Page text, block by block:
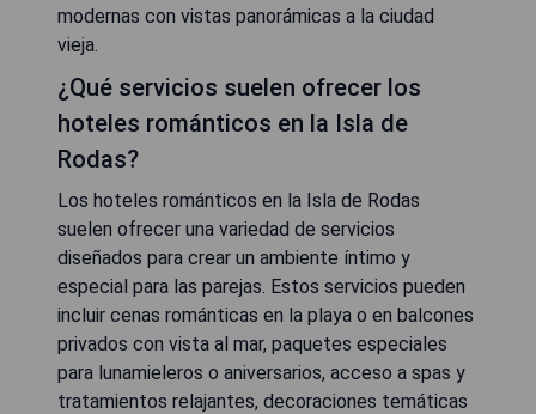
modernas con vistas panorámicas a la ciudad
vieja.
¿Qué servicios suelen ofrecer los
hoteles románticos en la Isla de
Rodas?
Los hoteles románticos en la Isla de Rodas
suelen ofrecer una variedad de servicios
diseñados para crear un ambiente íntimo y
especial para las parejas. Estos servicios pueden
incluir cenas románticas en la playa o en balcones
privados con vista al mar, paquetes especiales
para lunamieleros o aniversarios, acceso a spas y
tratamientos relajantes, decoraciones temáticas